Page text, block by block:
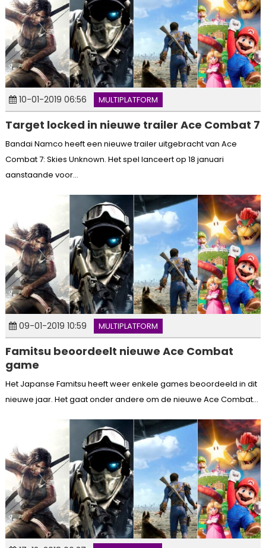
10-01-2019 06:56 MULTIPLATFORM
Target locked in nieuwe trailer Ace Combat 7
Bandai Namco heeft een nieuwe trailer uitgebracht van Ace
Combat 7: Skies Unknown. Het spel lanceert op 18 januari
aanstaande voor...
09-01-2019 10:59 MULTIPLATFORM
Famitsu beoordeelt nieuwe Ace Combat
game
Het Japanse Famitsu heeft weer enkele games beoordeeld in dit
nieuwe jaar. Het gaat onder andere om de nieuwe Ace Combat...